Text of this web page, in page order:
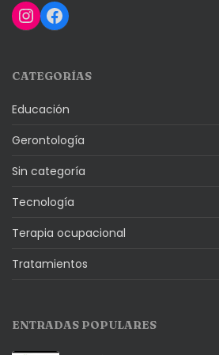
Instagram
Facebook
CATEGORÍAS
Educación
Gerontología
Sin categoría
Tecnología
Terapia ocupacional
Tratamientos
ENTRADAS POPULARES